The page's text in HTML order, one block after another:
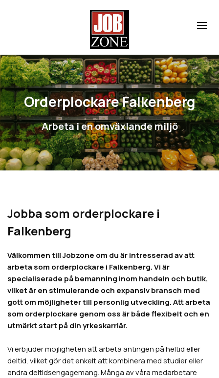
Orderplockare Falkenberg
Arbeta i en omväxlande miljö
Jobba som orderplockare i
Falkenberg
Välkommen till Jobzone om du är intresserad av att
arbeta som orderplockare i Falkenberg. Vi är
specialiserade på bemanning inom handeln och butik,
vilket är en stimulerande och expansiv bransch med
gott om möjligheter till personlig utveckling. Att arbeta
som orderplockare genom oss är både flexibelt och en
utmärkt start på din yrkeskarriär.
Vi erbjuder möjligheten att arbeta antingen på heltid eller
deltid, vilket gör det enkelt att kombinera med studier eller
andra deltidsengagemang. Många av våra medarbetare